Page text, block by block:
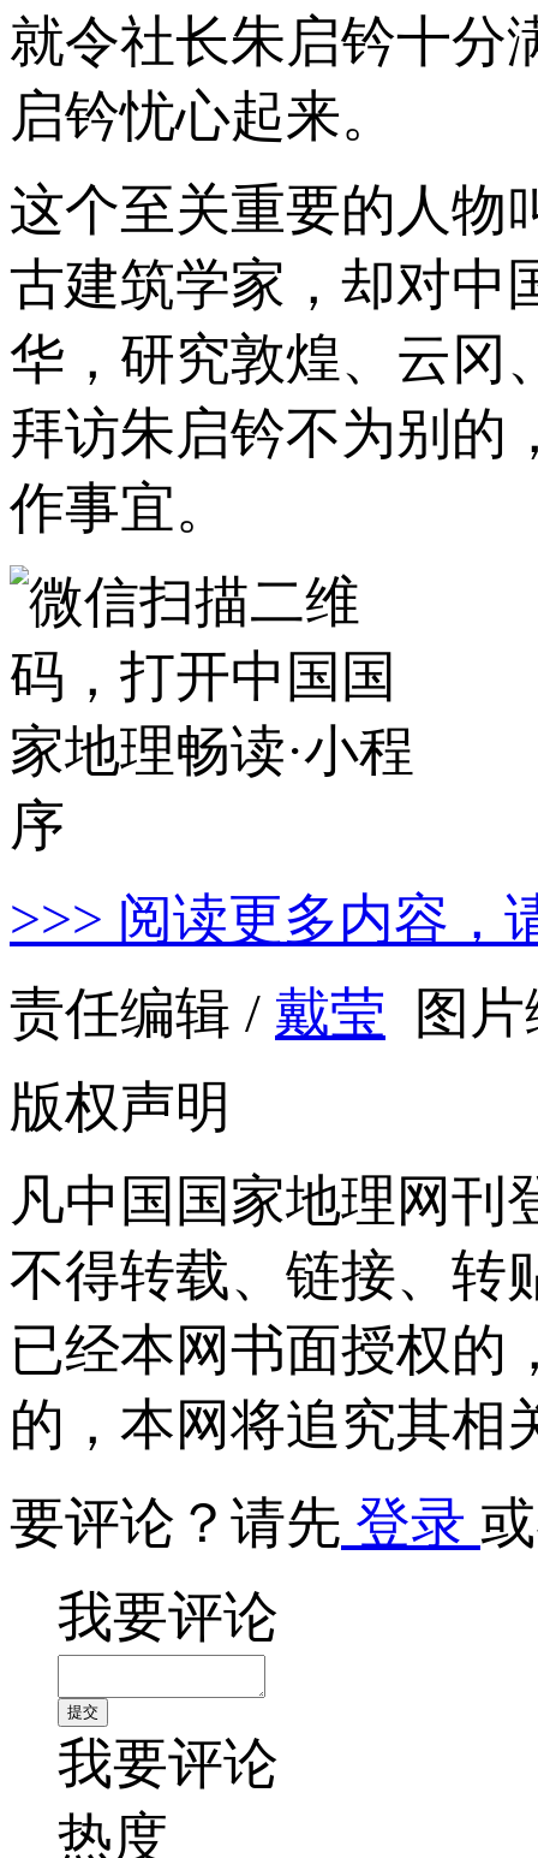
就令社长朱启钤十分
启钤忧心起来。
这个至关重要的人物
古建筑学家，却对中
华，研究敦煌、云冈
拜访朱启钤不为别的
作事宜。
>>> 阅读更多内容，
责任编辑 / 戴莹 图
版权声明
凡中国国家地理网刊
不得转载、链接、转
已经本网书面授权的
的，本网将追究其相
要评论？请先 登录
我要评论
我要评论
热度